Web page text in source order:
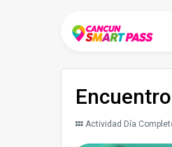
Actividad Día